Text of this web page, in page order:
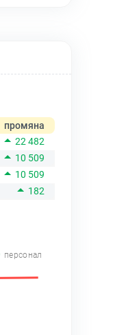
промяна
22 482
10 509
10 509
182
персонал